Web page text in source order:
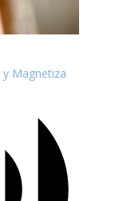
y Magnetiza